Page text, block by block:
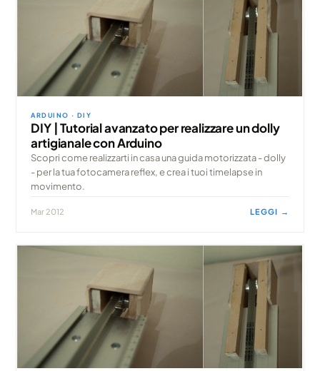
ARDUINO · DIY
DIY | Tutorial avanzato per realizzare un dolly
artigianale con Arduino
Scopri come realizzarti in casa una guida motorizzata - dolly
- per la tua fotocamera reflex, e crea i tuoi timelapse in
movimento.
Mar 2012 LEGGI →